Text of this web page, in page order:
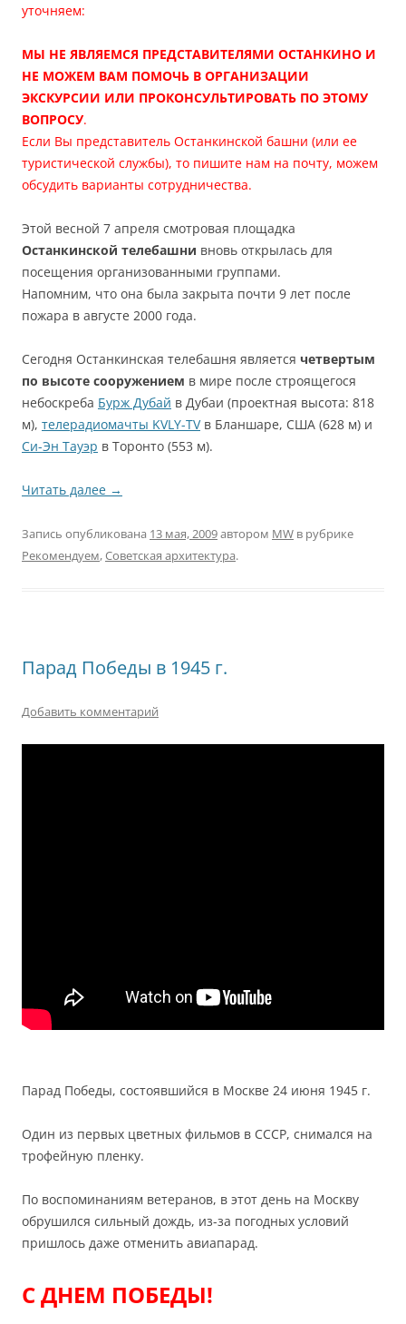
уточняем:
МЫ НЕ ЯВЛЯЕМСЯ ПРЕДСТАВИТЕЛЯМИ ОСТАНКИНО И
НЕ МОЖЕМ ВАМ ПОМОЧЬ В ОРГАНИЗАЦИИ
ЭКСКУРСИИ ИЛИ ПРОКОНСУЛЬТИРОВАТЬ ПО ЭТОМУ
ВОПРОСУ.
Если Вы представитель Останкинской башни (или ее
туристической службы), то пишите нам на почту, можем
обсудить варианты сотрудничества.
Этой весной 7 апреля смотровая площадка
Останкинской телебашни вновь открылась для
посещения организованными группами.
Напомним, что она была закрыта почти 9 лет после
пожара в августе 2000 года.
Сегодня Останкинская телебашня является четвертым
по высоте сооружением в мире после строящегося
небоскреба Бурж Дубай в Дубаи (проектная высота: 818
м), телерадиомачты KVLY-TVв Бланшаре, США (628 м) и
Си-Эн Тауэр в Торонто (553 м).
Читать далее →
Запись опубликована 13 мая, 2009автором MW в рубрике
Рекомендуем,Советская архитектура.
Парад Победы в 1945 г.
Добавить комментарий
Парад Победы, состоявшийся в Москве 24 июня 1945 г.
Один из первых цветных фильмов в СССР, снимался на
трофейную пленку.
По воспоминаниям ветеранов, в этот день на Москву
обрушился сильный дождь, из-за погодных условий
пришлось даже отменить авиапарад.
C ДНЕМ ПОБЕДЫ!